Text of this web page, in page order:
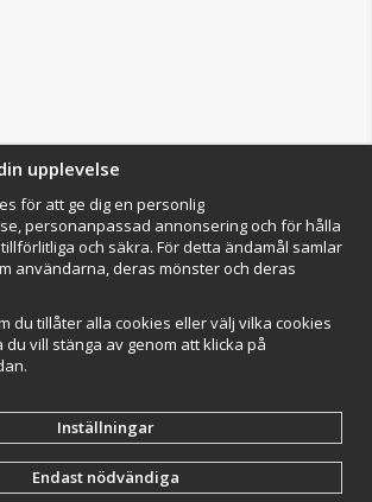
559502-0453
upplevelse
för att ge dig en personlig
personanpassad annonsering och för hålla
och säkra. För detta ändamål samlar
användarna, deras mönster och deras
du tillåter alla cookies eller välj vilka cookies
du vill stänga av genom att klicka på
Inställningar
Endast nödvändiga